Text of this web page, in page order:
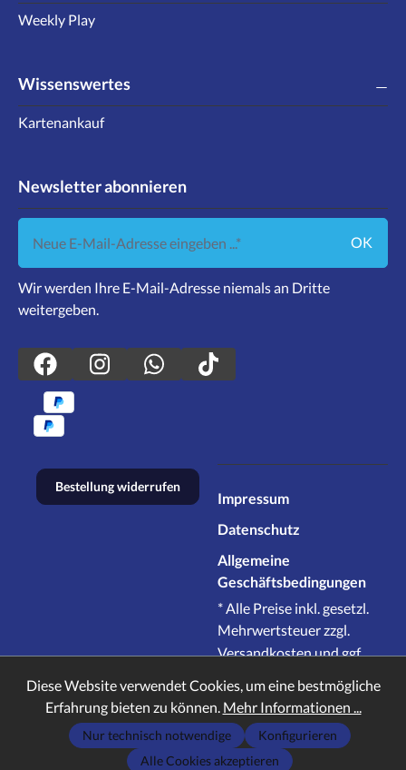
Weekly Play
Wissenswertes
Kartenankauf
Newsletter abonnieren
Neue E-Mail-Adresse eingeben ...
OK
Wir werden Ihre E-Mail-Adresse niemals an Dritte
weitergeben.
Bestellung widerrufen
Impressum
Datenschutz
Allgemeine
Geschäftsbedingungen
* Alle Preise inkl. gesetzl.
Mehrwertsteuer zzgl.
Versandkostenund ggf.
wenn nicht anders
angegeben.
2026
TCG Shop Moers
Diese Website verwendet Cookies, um eine bestmögliche
Erfahrung bieten zu können. Mehr Informationen ...
Nur technisch notwendige
Konfigurieren
Alle Cookies akzeptieren